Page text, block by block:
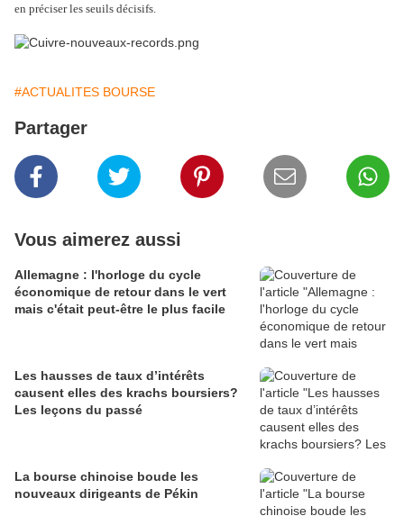
en préciser les seuils décisifs.
#ACTUALITES BOURSE
Partager
Vous aimerez aussi
Allemagne : l'horloge du cycle
économique de retour dans le vert
mais c'était peut-être le plus facile
Les hausses de taux d’intérêts
causent elles des krachs boursiers?
Les leçons du passé
La bourse chinoise boude les
nouveaux dirigeants de Pékin